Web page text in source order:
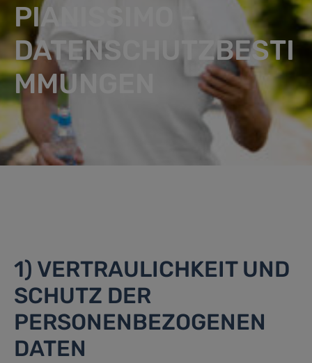
PIANISSIMO –
DATENSCHUTZBESTI
MMUNGEN
1) VERTRAULICHKEIT UND
SCHUTZ DER
PERSONENBEZOGENEN
DATEN